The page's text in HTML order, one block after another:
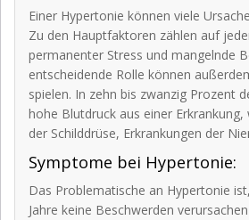
Einer Hypertonie können viele
Zu den Hauptfaktoren zählen auf
permanenter Stress und mangelnde
entscheidende Rolle können
spielen. In zehn bis zwanzig Prozent
hohe Blutdruck aus einer Erkrankung,
der Schilddrüse, Erkrankungen der
Symptome bei Hypertonie:
Das Problematische an Hypertonie
Jahre keine Beschwerden